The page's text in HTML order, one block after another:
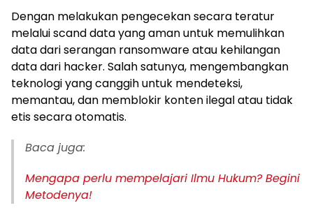
Dengan melakukan pengecekan secara teratur
melalui scand data yang aman untuk memulihkan
data dari serangan ransomware atau kehilangan
data dari hacker. Salah satunya, mengembangkan
teknologi yang canggih untuk mendeteksi,
memantau, dan memblokir konten ilegal atau tidak
etis secara otomatis.
Baca juga:
Mengapa perlu mempelajari Ilmu Hukum? Begini
Metodenya!